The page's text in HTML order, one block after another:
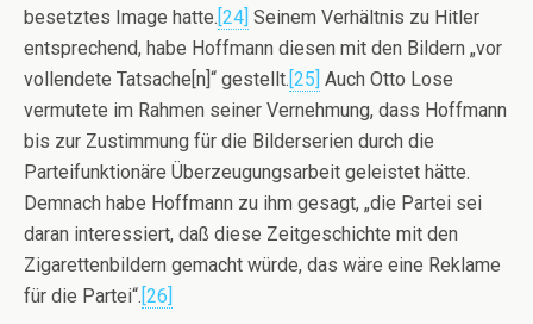
besetztes Image hatte.[24] Seinem Verhältnis zu Hitler
entsprechend, habe Hoffmann diesen mit den Bildern „vor
vollendete Tatsache[n]“ gestellt.[25] Auch Otto Lose
vermutete im Rahmen seiner Vernehmung, dass Hoffmann
bis zur Zustimmung für die Bilderserien durch die
Parteifunktionäre Überzeugungsarbeit geleistet hätte.
Demnach habe Hoffmann zu ihm gesagt, „die Partei sei
daran interessiert, daß diese Zeitgeschichte mit den
Zigarettenbildern gemacht würde, das wäre eine Reklame
für die Partei“.[26]